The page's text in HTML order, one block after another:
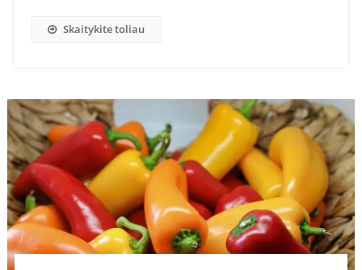
Skaitykite toliau